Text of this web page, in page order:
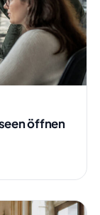
öffnen